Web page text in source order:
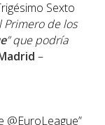
Sexto
Primero de los
” que podría
–
@EuroLeague”